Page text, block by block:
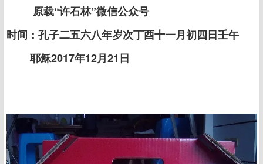
原载“许石林”微信公众号
时间：孔子二五六八年岁次丁酉十一月初四日壬午
耶稣2017年12月21日